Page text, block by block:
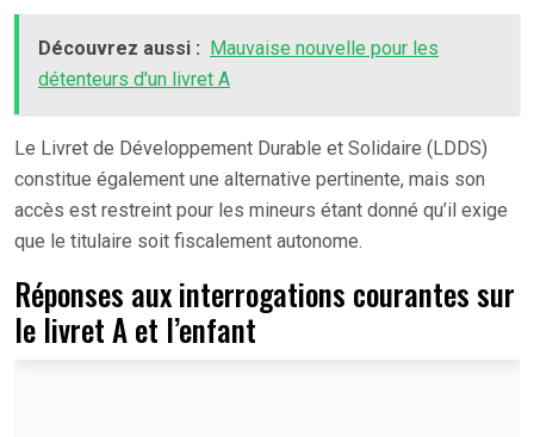
Découvrez aussi : Mauvaise nouvelle pour les
détenteurs d'un livret A
Le Livret de Développement Durable et Solidaire (LDDS)
constitue également une alternative pertinente, mais son
accès est restreint pour les mineurs étant donné qu’il exige
que le titulaire soit fiscalement autonome.
Réponses aux interrogations courantes sur
le livret A et l’enfant